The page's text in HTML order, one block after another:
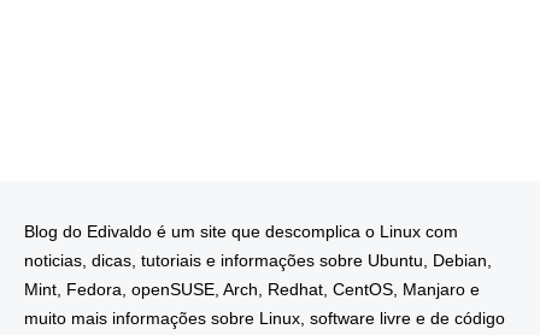
Blog do Edivaldo é um site que descomplica o Linux com
noticias, dicas, tutoriais e informações sobre Ubuntu, Debian,
Mint, Fedora, openSUSE, Arch, Redhat, CentOS, Manjaro e
muito mais informações sobre Linux, software livre e de código